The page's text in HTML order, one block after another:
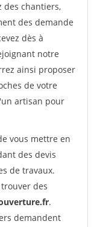
des chantiers,
des demande
dès à
notre
ainsi proposer
de votre
artisan pour
vous mettre en
des devis
de travaux.
des
.
demandent